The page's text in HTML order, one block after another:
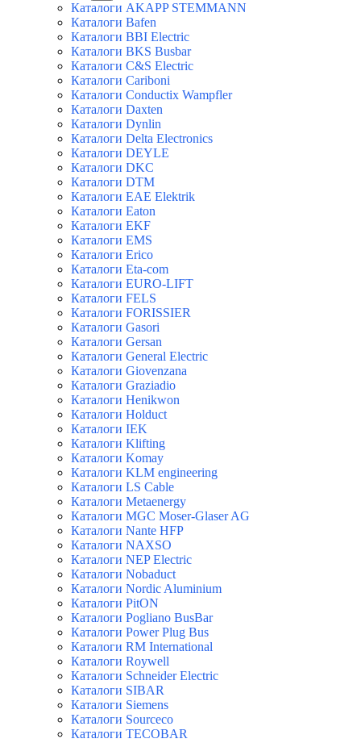
Каталоги AKAPP STEMMANN
Каталоги Bafen
Каталоги BBI Electric
Каталоги BKS Busbar
Каталоги C&S Electric
Каталоги Cariboni
Каталоги Conductix Wampfler
Каталоги Daxten
Каталоги Dynlin
Каталоги Delta Electronics
Каталоги DEYLE
Каталоги DKC
Каталоги DTM
Каталоги EAE Elektrik
Каталоги Eaton
Каталоги EKF
Каталоги EMS
Каталоги Erico
Каталоги Eta-com
Каталоги EURO-LIFT
Каталоги FELS
Каталоги FORISSIER
Каталоги Gasori
Каталоги Gersan
Каталоги General Electric
Каталоги Giovenzana
Каталоги Graziadio
Каталоги Henikwon
Каталоги Holduct
Каталоги IEK
Каталоги Klifting
Каталоги Komay
Каталоги KLM engineering
Каталоги LS Cable
Каталоги Metaenergy
Каталоги MGC Moser-Glaser AG
Каталоги Nante HFP
Каталоги NAXSO
Каталоги NEP Electric
Каталоги Nobaduct
Каталоги Nordic Aluminium
Каталоги PitON
Каталоги Pogliano BusBar
Каталоги Power Plug Bus
Каталоги RM International
Каталоги Roywell
Каталоги Schneider Electric
Каталоги SIBAR
Каталоги Siemens
Каталоги Sourceco
Каталоги TECOBAR